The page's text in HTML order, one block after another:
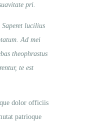
pri.
Saperet lucilius
Ad mei
theophrastus
te est
dolor officiis
patrioque